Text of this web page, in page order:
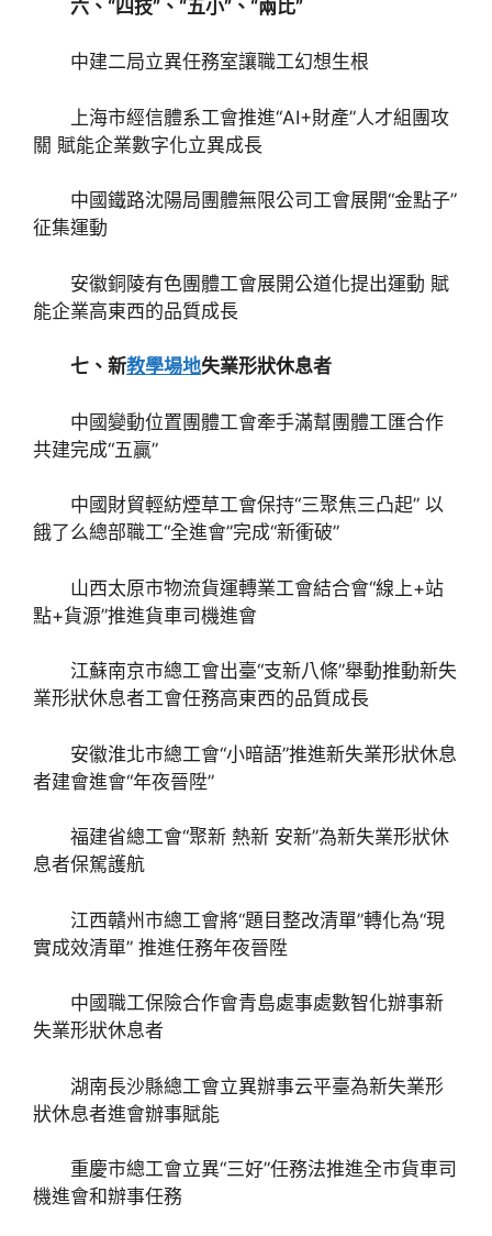
六、“四技”、“五小”、“兩比”
中建二局立異任務室讓職工幻想生根
上海市經信體系工會推進“AI+財產”人才組團攻
關 賦能企業數字化立異成長
中國鐵路沈陽局團體無限公司工會展開“金點子”
征集運動
安徽銅陵有色團體工會展開公道化提出運動 賦
能企業高東西的品質成長
七、新教學場地失業形狀休息者
中國變動位置團體工會牽手滿幫團體工匯合作
共建完成“五贏”
中國財貿輕紡煙草工會保持“三聚焦三凸起” 以
餓了么總部職工“全進會”完成“新衝破”
山西太原市物流貨運轉業工會結合會“線上+站
點+貨源”推進貨車司機進會
江蘇南京市總工會出臺“支新八條”舉動推動新失
業形狀休息者工會任務高東西的品質成長
安徽淮北市總工會“小暗語”推進新失業形狀休息
者建會進會“年夜晉陞”
福建省總工會“聚新 熱新 安新”為新失業形狀休
息者保駕護航
江西贛州市總工會將“題目整改清單”轉化為“現
實成效清單” 推進任務年夜晉陞
中國職工保險合作會青島處事處數智化辦事新
失業形狀休息者
湖南長沙縣總工會立異辦事云平臺為新失業形
狀休息者進會辦事賦能
重慶市總工會立異“三好”任務法推進全市貨車司
機進會和辦事任務